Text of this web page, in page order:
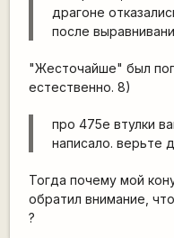
драгоне
после
"Жесточайше" был
естественно. 8)
про 475е втулки
написало. верьте
Тогда почему мой
обратил внимание,
?